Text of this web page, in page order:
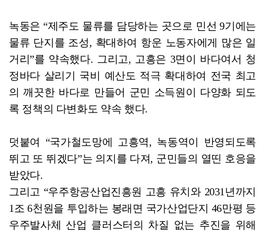
녹동은 “제주도 물류를 담당하는 곳으로 민선 9기에는
물류 단지를 조성, 확대하여 항운 노동자에게 많은 일
거리”를 약속했다. 그리고, 고흥은 3면이 바다여서 청
정바다 살리기 국비 예산도 적극 확대하여 전국 최고
의 깨끗한 바다로 만들어 군민 소득원이 다양화 되도
록 정책의 다변화도 약속 했다.
덧붙여 “국가철도망에 고흥역, 녹동역이 반영되도록
뛰고 또 뛰겠다”는 의지를 다져, 군민들의 열띤 호응을
받았다.
그리고 “우주항공산업진흥원 고흥 유치와 2031년까지
1조 6천원을 투입하는 봉래면 국가산업단지 46만평 등
우주발사체 산업 클러스터의 차질 없는 추진을 위해